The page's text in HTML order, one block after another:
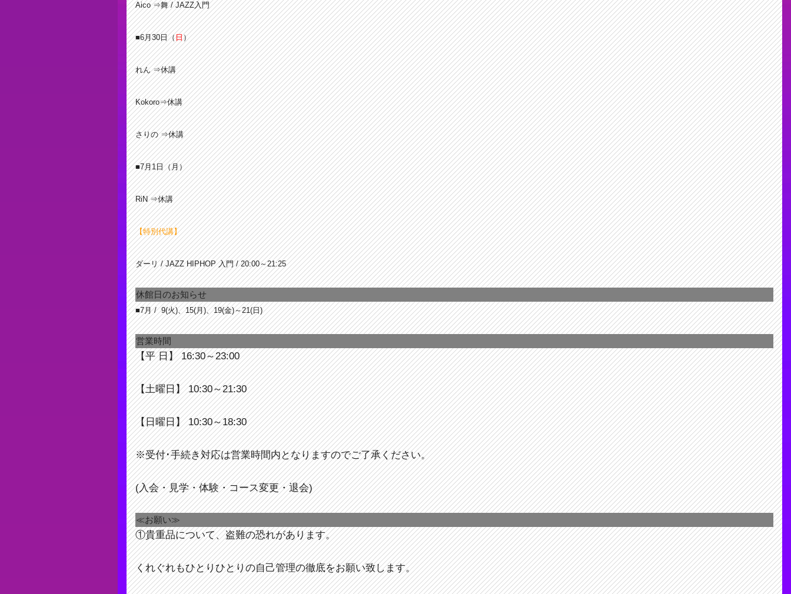
Aico ⇒舞 / JAZZ入門
■6月30日（日）
れん ⇒休講
Kokoro⇒休講
さりの ⇒休講
■7月1日（月）
RiN ⇒休講
【特別代講】
ダーリ / JAZZ HIPHOP 入門 / 20:00～21:25
休館日のお知らせ
■7月 / 9(火)、15(月)、19(金)～21(日)
営業時間
【平 日】 16:30～23:00
【土曜日】 10:30～21:30
【日曜日】 10:30～18:30
※受付･手続き対応は営業時間内となりますのでご了承ください。
(入会・見学・体験・コース変更・退会)
≪お願い≫
①貴重品について、盗難の恐れがあります。
くれぐれもひとりひとりの自己管理の徹底をお願い致します。